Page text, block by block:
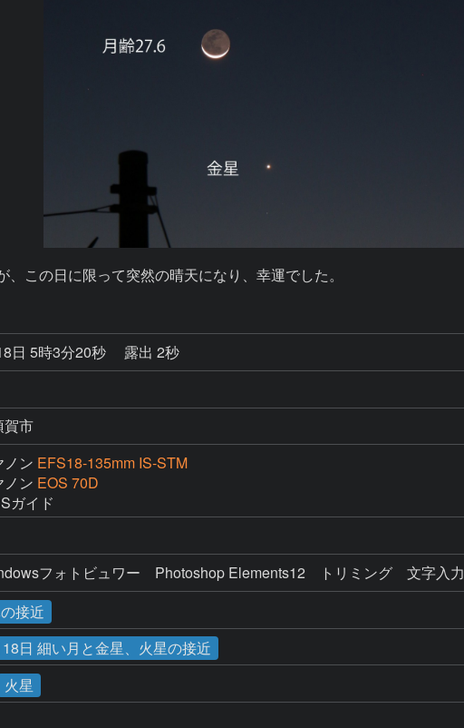
この日に限って突然の晴天になり、幸運でした。
日 5時3分20秒
露出 2秒
賀市
ン EFS18-135mm IS-STM
ノン EOS 70D
ガイド
フォトビュワー　Photoshop Elements12　トリミング　文字入力
接近
日 細い月と金星、火星の接近
火星